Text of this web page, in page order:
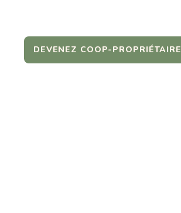
DEVENEZ COOP-PROPRIÉTAIRE